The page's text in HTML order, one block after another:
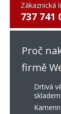
Zákaznická
737 741
Proč
firmě
Drtivá
skladem